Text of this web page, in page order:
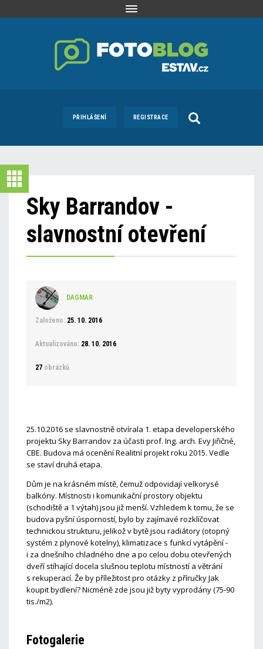
Toggle
PŘIHLÁŠENÍ REGISTRACE
Sky Barrandov -
slavnostní otevření
DAGMAR
Založeno: 25. 10. 2016
Aktualizováno: 28. 10. 2016
27 obrázků
25.10.2016 se slavnostně otvírala 1. etapa developerského
projektu Sky Barrandov za účasti prof. Ing. arch. Evy Jiřičné,
CBE. Budova má ocenění Realitní projekt roku 2015. Vedle
se staví druhá etapa.
Dům je na krásném místě, čemuž odpovidají velkorysé
balkóny. Místnosti i komunikační prostory objektu
(schodiště a 1 výtah) jsou již menší. Vzhledem k tomu, že se
budova pyšní úsporností, bylo by zajímavé rozklíčovat
technickou strukturu, jelikož v bytě jsou radiátory (otopný
systém z plynové kotelny), klimatizace s funkcí vytápění -
i za dnešního chladného dne a po celou dobu otevřených
dveří stíhající docela slušnou teplotu místností a větrání
s rekuperací. Že by příležitost pro otázky z příručky Jak
koupit bydlení? Nicméně zde jsou již byty vyprodány (75-90
tis./m2).
Fotogalerie